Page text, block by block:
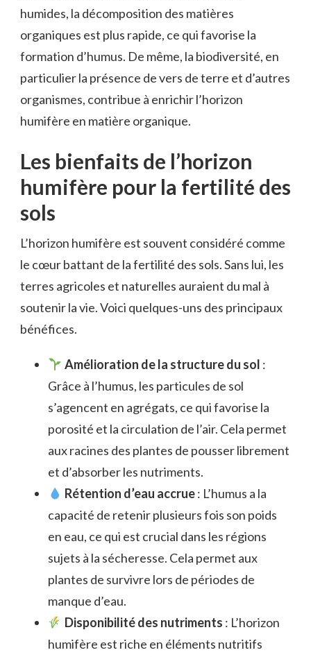
humides, la décomposition des matières
organiques est plus rapide, ce qui favorise la
formation d’humus. De même, la biodiversité, en
particulier la présence de vers de terre et d’autres
organismes, contribue à enrichir l’horizon
humifère en matière organique.
Les bienfaits de l’horizon
humifère pour la fertilité des
sols
L’horizon humifère est souvent considéré comme
le cœur battant de la fertilité des sols. Sans lui, les
terres agricoles et naturelles auraient du mal à
soutenir la vie. Voici quelques-uns des principaux
bénéfices.
Amélioration de la structure du sol :
Grâce à l’humus, les particules de sol
s’agencent en agrégats, ce qui favorise la
porosité et la circulation de l’air. Cela permet
aux racines des plantes de pousser librement
et d’absorber les nutriments.
Rétention d’eau accrue: L’humus a la
capacité de retenir plusieurs fois son poids
en eau, ce qui est crucial dans les régions
sujets à la sécheresse. Cela permet aux
plantes de survivre lors de périodes de
manque d’eau.
Disponibilité des nutriments : L’horizon
humifère est riche en éléments nutritifs